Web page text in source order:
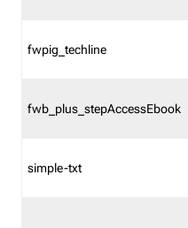
fwpig_techline
fwb_plus_stepAccessEbook
simple-txt